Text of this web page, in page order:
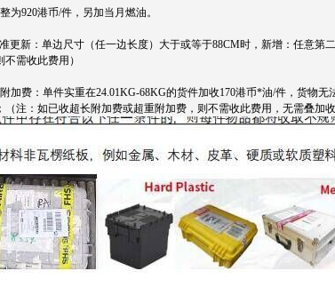
为920港币/件，另加当月燃油。
更新：单边尺寸（任一边长度）大于或等于88CM时，新增：任意第
需收此费用）
加费：单件实重在24.01KG-68KG的货件加收170港币*油/件，货物
（注：如已收超长附加费或超重附加费，则不需收此费用，无需叠加收